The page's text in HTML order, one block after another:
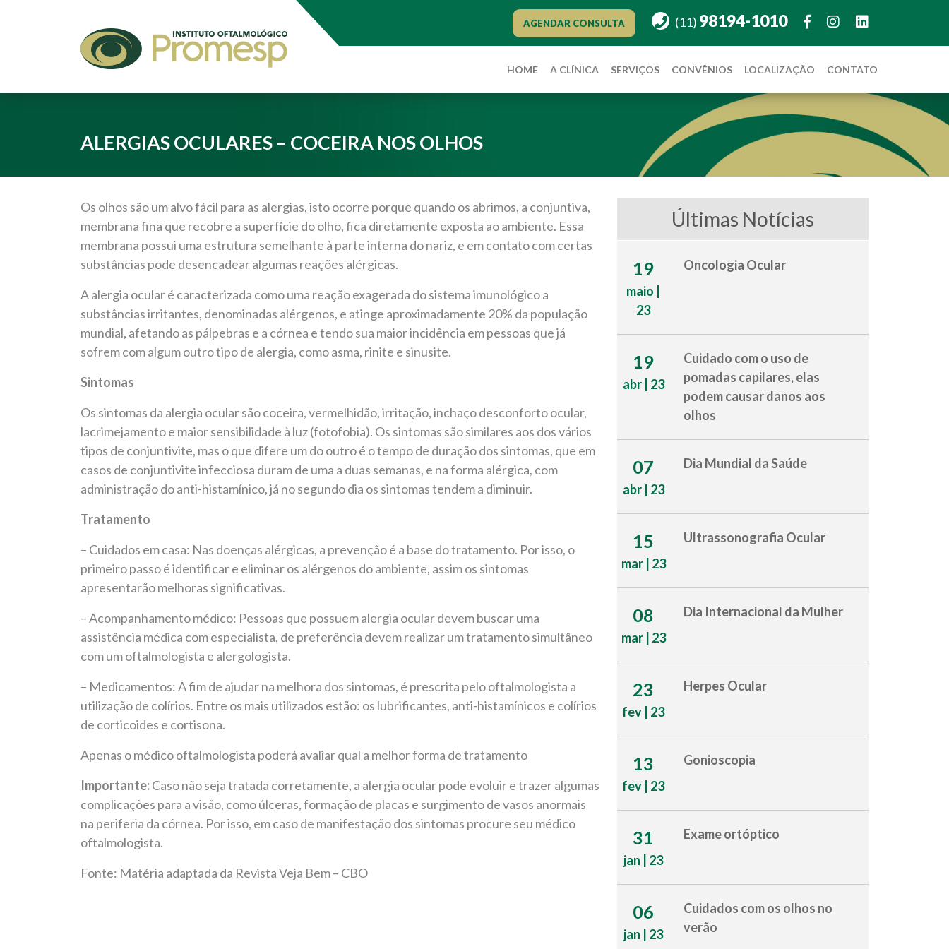
AGENDAR CONSULTA (11) 98194-1010
HOME A CLÍNICA SERVIÇOS CONVÊNIOS LOCALIZAÇÃO CONTATO
ALERGIAS OCULARES – COCEIRA NOS OLHOS
Os olhos são um alvo fácil para as alergias, isto ocorre porque quando os abrimos, a conjuntiva,
membrana fina que recobre a superfície do olho, fica diretamente exposta ao ambiente. Essa
membrana possui uma estrutura semelhante à parte interna do nariz, e em contato com certas
substâncias pode desencadear algumas reações alérgicas.
A alergia ocular é caracterizada como uma reação exagerada do sistema imunológico a
substâncias irritantes, denominadas alérgenos, e atinge aproximadamente 20% da população
mundial, afetando as pálpebras e a córnea e tendo sua maior incidência em pessoas que já
sofrem com algum outro tipo de alergia, como asma, rinite e sinusite.
Sintomas
Os sintomas da alergia ocular são coceira, vermelhidão, irritação, inchaço desconforto ocular,
lacrimejamento e maior sensibilidade à luz (fotofobia). Os sintomas são similares aos dos vários
tipos de conjuntivite, mas o que difere um do outro é o tempo de duração dos sintomas, que em
casos de conjuntivite infecciosa duram de uma a duas semanas, e na forma alérgica, com
administração do anti-histamínico, já no segundo dia os sintomas tendem a diminuir.
Tratamento
– Cuidados em casa: Nas doenças alérgicas, a prevenção é a base do tratamento. Por isso, o
primeiro passo é identificar e eliminar os alérgenos do ambiente, assim os sintomas
apresentarão melhoras significativas.
– Acompanhamento médico: Pessoas que possuem alergia ocular devem buscar uma
assistência médica com especialista, de preferência devem realizar um tratamento simultâneo
com um oftalmologista e alergologista.
– Medicamentos: A fim de ajudar na melhora dos sintomas, é prescrita pelo oftalmologista a
utilização de colírios. Entre os mais utilizados estão: os lubrificantes, anti-histamínicos e colírios
de corticoides e cortisona.
Apenas o médico oftalmologista poderá avaliar qual a melhor forma de tratamento
Importante:Caso não seja tratada corretamente, a alergia ocular pode evoluir e trazer algumas
complicações para a visão, como úlceras, formação de placas e surgimento de vasos anormais
na periferia da córnea. Por isso, em caso de manifestação dos sintomas procure seu médico
oftalmologista.
Fonte: Matéria adaptada da Revista Veja Bem – CBO
Últimas Notícias
19
maio |
23
Oncologia Ocular
19
abr | 23
Cuidado com o uso de
pomadas capilares, elas
podem causar danos aos
olhos
07
abr | 23
Dia Mundial da Saúde
15
mar | 23
Ultrassonografia Ocular
08
mar | 23
Dia Internacional da Mulher
23
fev | 23
Herpes Ocular
13
fev | 23
Gonioscopia
31
jan | 23
Exame ortóptico
06
jan | 23
Cuidados com os olhos no
verão